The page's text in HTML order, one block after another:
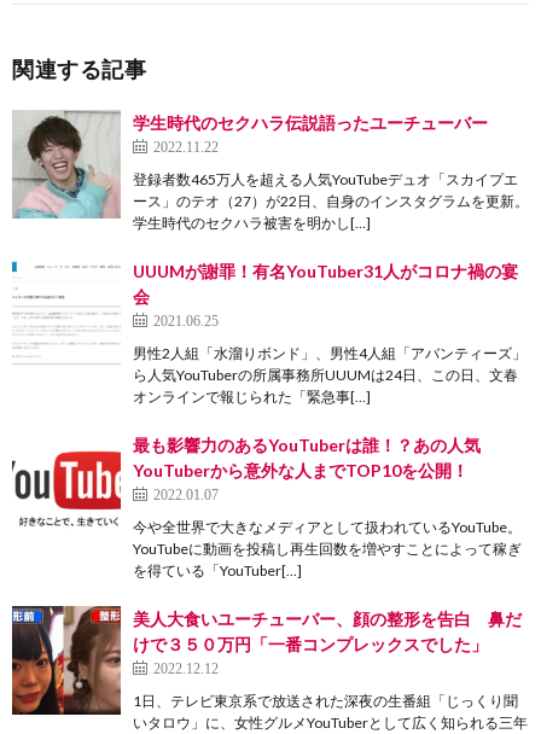
関連する記事
学生時代のセクハラ伝説語ったユーチューバー
2022.11.22
登録者数465万人を超える人気YouTubeデュオ「スカイプエ
ース」のテオ（27）が22日、自身のインスタグラムを更新。
学生時代のセクハラ被害を明かし[…]
UUUMが謝罪！有名YouTuber31人がコロナ禍の宴
会
2021.06.25
男性2人組「水溜りボンド」、男性4人組「アバンティーズ」
ら人気YouTuberの所属事務所UUUMは24日、この日、文春
オンラインで報じられた「緊急事[…]
最も影響力のあるYouTuberは誰！？あの人気
YouTuberから意外な人までTOP10を公開！
2022.01.07
今や全世界で大きなメディアとして扱われているYouTube。
YouTubeに動画を投稿し再生回数を増やすことによって稼ぎ
を得ている「YouTuber[…]
美人大食いユーチューバー、顔の整形を告白 鼻だ
けで３５０万円「一番コンプレックスでした」
2022.12.12
1日、テレビ東京系で放送された深夜の生番組「じっくり聞
いタロウ」に、女性グルメYouTuberとして広く知られる三年